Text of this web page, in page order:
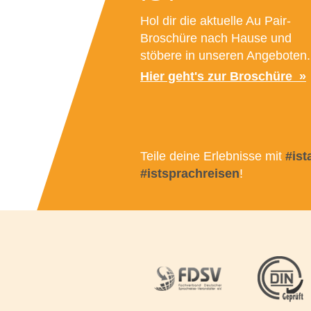
Hol dir die aktuelle Au Pair-
Broschüre nach Hause und
stöbere in unseren Angeboten.
Hier geht's zur Broschüre
Teile deine Erlebnisse mit
#istsprachreisen!